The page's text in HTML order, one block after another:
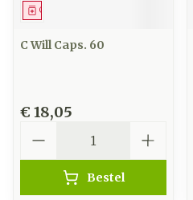
Geneesmiddel
C Will Caps. 60
€ 18,05
Bestel